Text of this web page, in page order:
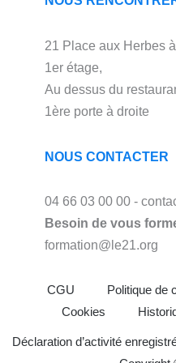
21 Place aux Herbes
1er étage,
Au dessus du
1ère porte à droite
NOUS CONTACTER
04 66 03 00 00 -
Besoin de vous
formation@le21.org
CGU Politique de
Cookies
Déclaration d’activité